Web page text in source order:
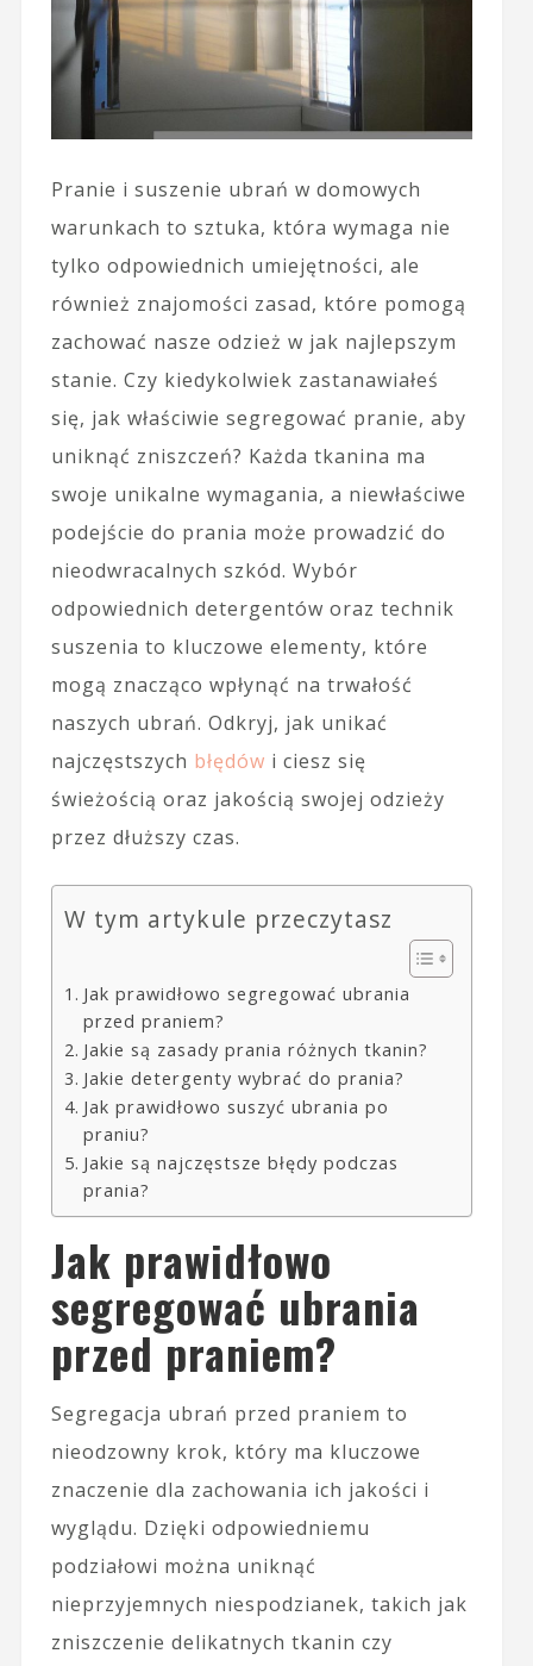
Pranie i suszenie ubrań w domowych
warunkach to sztuka, która wymaga nie
tylko odpowiednich umiejętności, ale
również znajomości zasad, które pomogą
zachować nasze odzież w jak najlepszym
stanie. Czy kiedykolwiek zastanawiałeś
się, jak właściwie segregować pranie, aby
uniknąć zniszczeń? Każda tkanina ma
swoje unikalne wymagania, a niewłaściwe
podejście do prania może prowadzić do
nieodwracalnych szkód. Wybór
odpowiednich detergentów oraz technik
suszenia to kluczowe elementy, które
mogą znacząco wpłynąć na trwałość
naszych ubrań. Odkryj, jak unikać
najczęstszych błędów i ciesz się
świeżością oraz jakością swojej odzieży
przez dłuższy czas.
W tym artykule przeczytasz
Jak prawidłowo segregować ubrania
przed praniem?
Jakie są zasady prania różnych tkanin?
Jakie detergenty wybrać do prania?
Jak prawidłowo suszyć ubrania po
praniu?
Jakie są najczęstsze błędy podczas
prania?
Jak prawidłowo
segregować ubrania
przed praniem?
Segregacja ubrań przed praniem to
nieodzowny krok, który ma kluczowe
znaczenie dla zachowania ich jakości i
wyglądu. Dzięki odpowiedniemu
podziałowi można uniknąć
nieprzyjemnych niespodzianek, takich jak
zniszczenie delikatnych tkanin czy